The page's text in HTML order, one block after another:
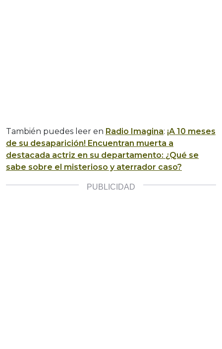
También puedes leer en Radio Imagina: ¡A 10 meses
de su desaparición! Encuentran muerta a
destacada actriz en su departamento: ¿Qué se
sabe sobre el misterioso y aterrador caso?